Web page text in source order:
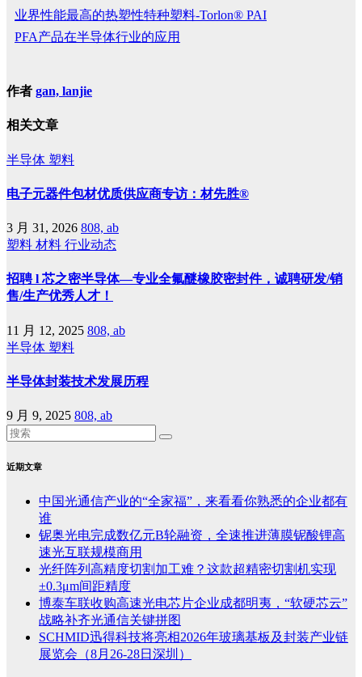
业界性能最高的热塑性特种塑料-Torlon® PAI
PFA产品在半导体行业的应用
作者 gan, lanjie
相关文章
半导体 塑料
电子元器件包材优质供应商专访：材先胜®
3 月 31, 2026 808, ab
塑料 材料 行业动态
招聘 l 芯之密半导体—专业全氟醚橡胶密封件，诚聘研发/销
售/生产优秀人才！
11 月 12, 2025 808, ab
半导体 塑料
半导体封装技术发展历程
9 月 9, 2025 808, ab
近期文章
中国光通信产业的“全家福”，来看看你熟悉的企业都有
谁
铌奥光电完成数亿元B轮融资，全速推进薄膜铌酸锂高
速光互联规模商用
光纤阵列高精度切割加工难？这款超精密切割机实现
±0.3μm间距精度
博泰车联收购高速光电芯片企业成都明夷，“软硬芯云”
战略补齐光通信关键拼图
SCHMID迅得科技将亮相2026年玻璃基板及封装产业链
展览会（8月26-28日深圳）